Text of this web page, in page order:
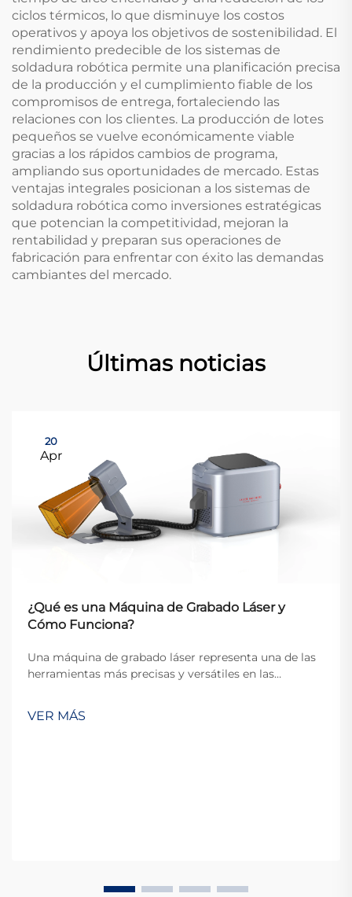
ciclos térmicos, lo que disminuye los costos
operativos y apoya los objetivos de sostenibilidad. El
rendimiento predecible de los sistemas de
soldadura robótica permite una planificación precisa
de la producción y el cumplimiento fiable de los
compromisos de entrega, fortaleciendo las
relaciones con los clientes. La producción de lotes
pequeños se vuelve económicamente viable
gracias a los rápidos cambios de programa,
ampliando sus oportunidades de mercado. Estas
ventajas integrales posicionan a los sistemas de
soldadura robótica como inversiones estratégicas
que potencian la competitividad, mejoran la
rentabilidad y preparan sus operaciones de
fabricación para enfrentar con éxito las demandas
cambiantes del mercado.
Últimas noticias
20
Apr
¿Qué es una Máquina de Grabado Láser y
Cómo Funciona?
Una máquina de grabado láser representa una de las
herramientas más precisas y versátiles en las
dispositivos sofisticados utilizan haces de láser
enfocados para marcar, grabar o cortar
VER MÁS